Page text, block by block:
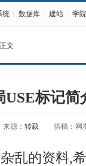
统 数据库 建站 学院
文
USE标记简
来源： 转载 供稿：网
乱的资料,